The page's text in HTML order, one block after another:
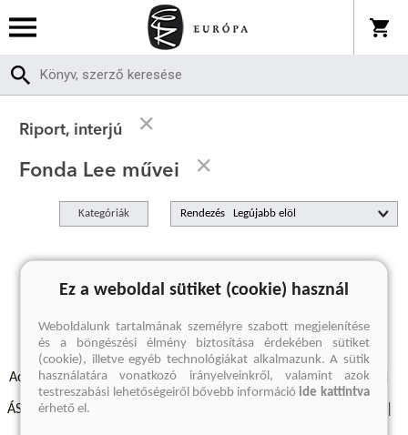
Riport, interjú
Fonda Lee művei
Kategóriák Rendezés
A keresett kifejezésre nincs találat
Adatvédelmi szabályzatok Elállási felmondási nyilatkozat
ÁSZF - Vásárlási feltételek
Ez a weboldal sütiket (cookie) használ
Weboldalunk tartalmának személyre szabott megjelenítése
és a böngészési élmény biztosítása érdekében sütiket
(cookie), illetve egyéb technológiákat alkalmazunk. A sütik
használatára vonatkozó irányelveinkről, valamint azok
testreszabási lehetőségeiről bővebb információide kattintva
érhető el.